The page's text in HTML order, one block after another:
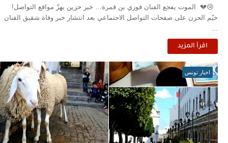
😢💔 الموت يفجع الفنان فوزي بن قمرة… خبر حزين يهزّ مواقع التواصل!
خيّم الحزن على صفحات التواصل الاجتماعي بعد انتشار خبر وفاة شقيق الفنان
اقرأ المزيد
اخبار تونس